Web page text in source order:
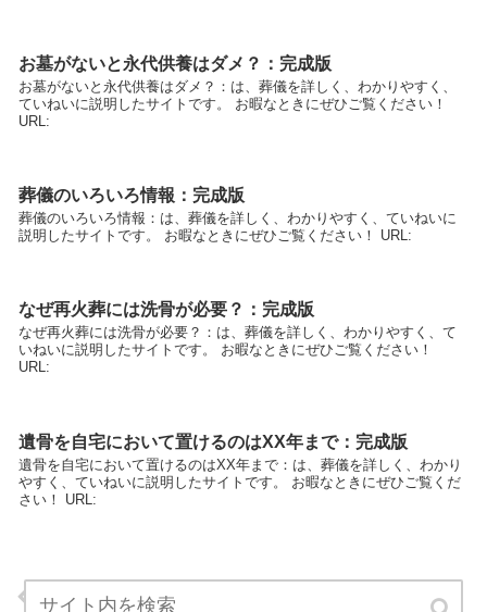
お墓がないと永代供養はダメ？：完成版
お墓がないと永代供養はダメ？：は、葬儀を詳しく、わかりやすく、
ていねいに説明したサイトです。 お暇なときにぜひご覧ください！
URL:
葬儀のいろいろ情報：完成版
葬儀のいろいろ情報：は、葬儀を詳しく、わかりやすく、ていねいに
説明したサイトです。 お暇なときにぜひご覧ください！ URL:
なぜ再火葬には洗骨が必要？：完成版
なぜ再火葬には洗骨が必要？：は、葬儀を詳しく、わかりやすく、て
いねいに説明したサイトです。 お暇なときにぜひご覧ください！
URL:
遺骨を自宅において置けるのはXX年まで：完成版
遺骨を自宅において置けるのはXX年まで：は、葬儀を詳しく、わかり
やすく、ていねいに説明したサイトです。 お暇なときにぜひご覧くだ
さい！ URL:
いい整体とわるい整体：完成版